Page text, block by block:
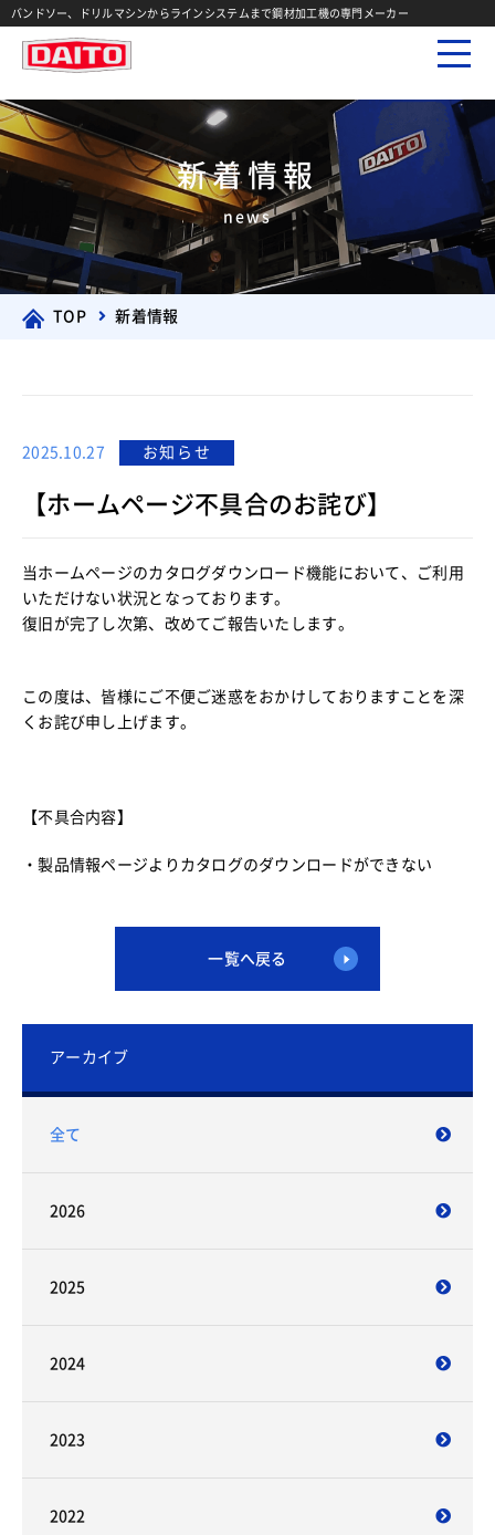
バンドソー、ドリルマシンからラインシステムまで鋼材加工機の専門メーカー
新着情報
news
TOP 新着情報
2025.10.27 お知らせ
【ホームページ不具合のお詫び】
当ホームページのカタログダウンロード機能において、ご利用
いただけない状況となっております。
復旧が完了し次第、改めてご報告いたします。
この度は、皆様にご不便ご迷惑をおかけしておりますことを深
くお詫び申し上げます。
【不具合内容】
・製品情報ページよりカタログのダウンロードができない
一覧へ戻る
アーカイブ
全て
2026
2025
2024
2023
2022